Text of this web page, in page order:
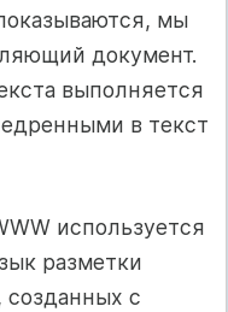
мы
документ.
выполняется
в текст
используется
разметки
созданных с